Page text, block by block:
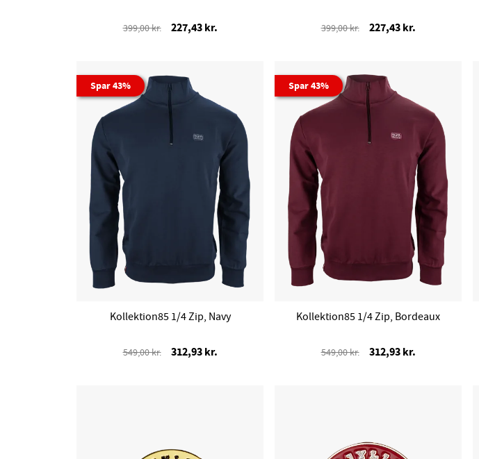
399,00 kr. 227,43 kr. 399,00 kr. 227,43 kr.
Spar 43%
Kollektion85 1/4 Zip, Navy
549,00 kr. 312,93 kr.
Spar 43%
Kollektion85 1/4 Zip, Bordeaux
549,00 kr. 312,93 kr.